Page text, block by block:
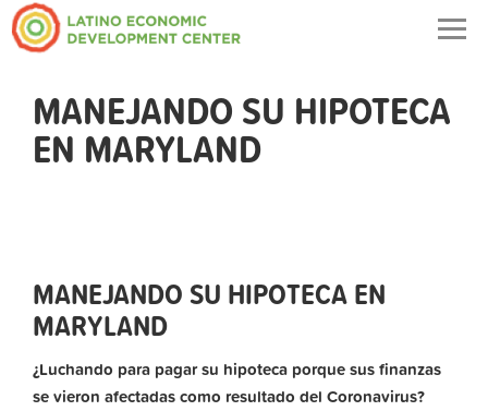
MANEJANDO SU HIPOTECA
EN MARYLAND
MANEJANDO SU HIPOTECA EN
MARYLAND
¿Luchando para pagar su hipoteca porque sus finanzas
se vieron afectadas como resultado del Coronavirus?